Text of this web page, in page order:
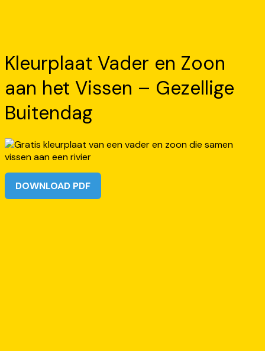
Kleurplaat Vader en Zoon
aan het Vissen – Gezellige
Buitendag
DOWNLOAD PDF